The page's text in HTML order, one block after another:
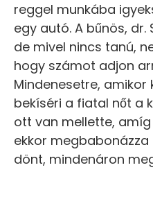
reggel munkába
egy autó. A bűnös, dr.
de mivel nincs tanú,
hogy számot adjon
Mindenesetre, amikor
bekíséri a fiatal nőt a
ott van mellette,
ekkor
dönt, mindenáron